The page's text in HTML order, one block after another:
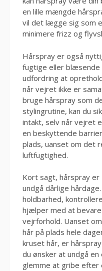
en lille mængde
vil det lægge sig som
minimere frizz og
Hårspray er også
fugtige eller
udfordring at
når vejret ikke er
bruge hårspray som
stylingrutine, kan du
intakt, selv når vejret
en beskyttende
plads, uanset om det
luftfugtighed.
Kort sagt, hårspray
undgå dårlige
holdbarhed,
hjælper med at
vejrforhold. Uanset
hår på plads hele
kruset hår, er
du ønsker at undgå en
glemme at gribe efter